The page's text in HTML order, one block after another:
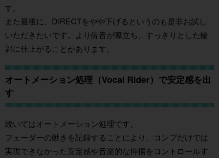
す。
また最後に、DIRECTをやや下げるというのも是非お試し
いただきたいです。より倍音が際立ち、すっきりとした輪
郭に仕上がることがあります。
オートメーション処理（Vocal Rider）で安定感を出
す
続いてはオートメーション処理です。
フェーダーの動きを記録することにより、コンプだけでは
実現できなかった安定感や音楽的な抑揚をコントロールす